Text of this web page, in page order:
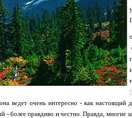
ведет очень интересно - как
- более правдиво и честно. Правда, многие